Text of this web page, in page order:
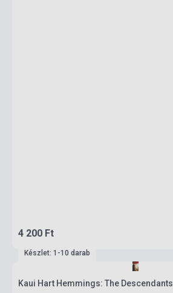
4 200 Ft
Készlet: 1-10 darab
Kaui Hart Hemmings: The Descendants